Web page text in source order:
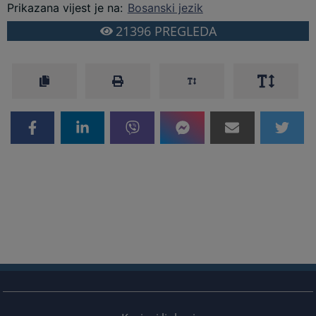
Prikazana vijest je na: Bosanski jezik
21396PREGLEDA